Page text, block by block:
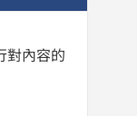
對內容的